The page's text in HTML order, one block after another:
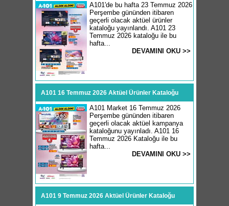
A101'de bu hafta 23 Temmuz 2026
Perşembe gününden itibaren
geçerli olacak aktüel ürünler
kataloğu yayınlandı. A101 23
Temmuz 2026 kataloğu ile bu
hafta...
DEVAMINI OKU >>
A101 16 Temmuz 2026 Aktüel Ürünler Kataloğu
A101 Market 16 Temmuz 2026
Perşembe gününden itibaren
geçerli olacak aktüel kampanya
kataloğunu yayınladı. A101 16
Temmuz 2026 Kataloğu ile bu
hafta...
DEVAMINI OKU >>
A101 9 Temmuz 2026 Aktüel Ürünler Kataloğu